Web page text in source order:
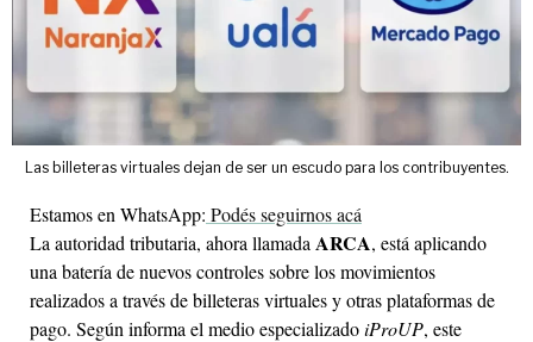
Las billeteras virtuales dejan de ser un escudo para los contribuyentes.
Estamos en WhatsApp: Podés seguirnos acá
La autoridad tributaria, ahora llamada ARCA, está aplicando
una batería de nuevos controles sobre los movimientos
realizados a través de billeteras virtuales y otras plataformas de
pago. Según informa el medio especializadoiProUP, este